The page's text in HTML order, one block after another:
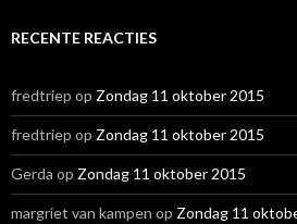
RECENTE REACTIES
fredtriep op Zondag 11 oktober 2015
fredtriep op Zondag 11 oktober 2015
Gerda op Zondag 11 oktober 2015
margriet van kampen op Zondag 11